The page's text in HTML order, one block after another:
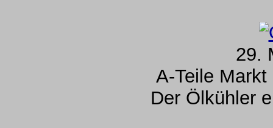
29.
A-Teile
Der Ölkühler